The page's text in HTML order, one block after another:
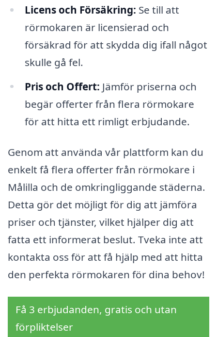
Licens och Försäkring: Se till att
rörmokaren är licensierad och
försäkrad för att skydda dig ifall något
skulle gå fel.
Pris och Offert: Jämför priserna och
begär offerter från flera rörmokare
för att hitta ett rimligt erbjudande.
Genom att använda vår plattform kan du
enkelt få flera offerter från rörmokare i
Målilla och de omkringliggande städerna.
Detta gör det möjligt för dig att jämföra
priser och tjänster, vilket hjälper dig att
fatta ett informerat beslut. Tveka inte att
kontakta oss för att få hjälp med att hitta
den perfekta rörmokaren för dina behov!
Få 3 erbjudanden, gratis och utan
förpliktelser